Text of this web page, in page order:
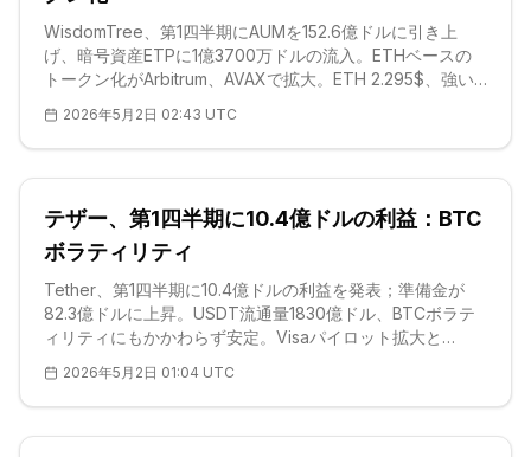
WisdomTree、第1四半期にAUMを152.6億ドルに引き上
げ、暗号資産ETPに1億3700万ドルの流入。ETHベースの
トークン化がArbitrum、AVAXで拡大。ETH 2.295$、強い
テムを強化。新ETPがBTC/ETH/SOL向け。
2026年5月2日 02:43 UTC
テザー、第1四半期に10.4億ドルの利益：BTC
ボラティリティ
Tether、第1四半期に10.4億ドルの利益を発表；準備金が
82.3億ドルに上昇。USDT流通量1830億ドル、BTCボラテ
ィリティにもかかわらず安定。Visaパイロット拡大と
$71K-$75K。
2026年5月2日 01:04 UTC